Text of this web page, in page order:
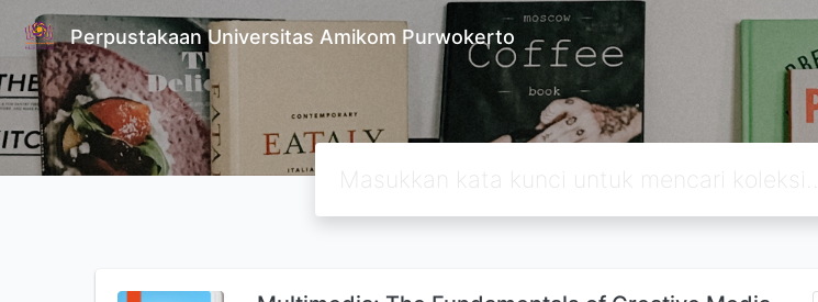
Perpustakaan Universitas Amikom Purwokerto